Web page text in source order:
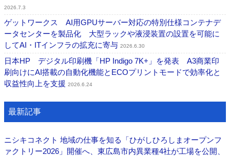
2026.7.3
ゲットワークス AI用GPUサーバー対応の特別仕様コンテナデ
ータセンターを製品化 大型ラックや液浸装置の設置を可能に
してAI・ITインフラの拡充に寄与 2026.6.30
日本HP デジタル印刷機「HP Indigo 7K+」を発表 A3商業印
刷向けにAI搭載の自動化機能とECOプリントモードで効率化と
収益性向上を支援 2026.6.24
最新記事
ニシキコネクト 地域の仕事を知る「ひがしひろしまオープンフ
ァクトリー2026」開催へ、東広島市内異業種4社が工場を公開、